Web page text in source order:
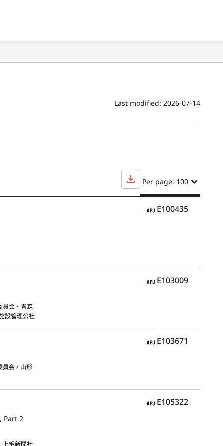
Last modified:2026-07-14
Per page: 100
APJ
E100435
APJ
E103009
員会・青森
設管理公社
APJ
E103671
員会 / 山形
APJ
E105322
Part 2
上毛新聞社